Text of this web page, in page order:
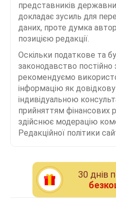
представників
докладає зусиль для
даних, проте думка
позицією редакції.
Оскільки податкове та
законодавство
рекомендуємо
інформацію як
індивідуальною
прийняттям фінансових
здійснює модерацію
Редакційної політики
30 днiв